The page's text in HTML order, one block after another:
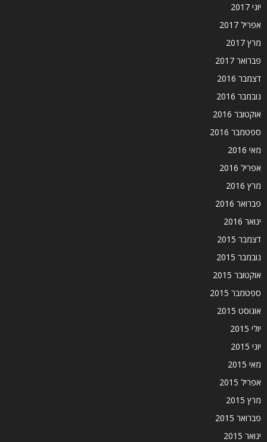
יוני 2017
אפריל 2017
מרץ 2017
פברואר 2017
דצמבר 2016
נובמבר 2016
אוקטובר 2016
ספטמבר 2016
מאי 2016
אפריל 2016
מרץ 2016
פברואר 2016
ינואר 2016
דצמבר 2015
נובמבר 2015
אוקטובר 2015
ספטמבר 2015
אוגוסט 2015
יולי 2015
יוני 2015
מאי 2015
אפריל 2015
מרץ 2015
פברואר 2015
ינואר 2015